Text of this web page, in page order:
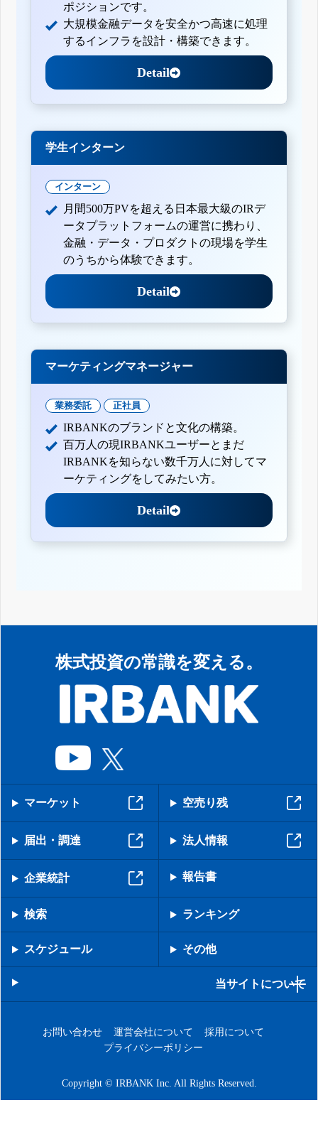
ポジションです。
大規模金融データを安全かつ高速に処理
するインフラを設計・構築できます。
Detail
学生インターン
インターン
月間500万PVを超える日本最大級のIRデ
ータプラットフォームの運営に携わり、
金融・データ・プロダクトの現場を学生
のうちから体験できます。
Detail
マーケティングマネージャー
業務委託 正社員
IRBANKのブランドと文化の構築。
百万人の現IRBANKユーザーとまだ
IRBANKを知らない数千万人に対してマ
ーケティングをしてみたい方。
Detail
株式投資の常識を変える。
マーケット 空売り残
届出・調達 法人情報
企業統計 報告書
検索 ランキング
スケジュール その他
当サイトについて
お問い合わせ 運営会社について
採用について
プライバシーポリシー
Copyright © IRBANK Inc. All Rights Reserved.